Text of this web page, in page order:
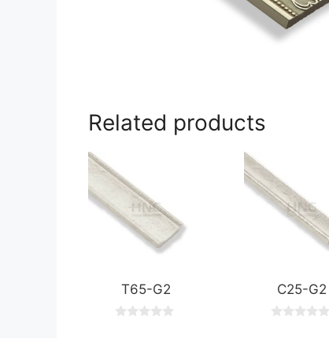
Related products
T65-G2 C25-G2